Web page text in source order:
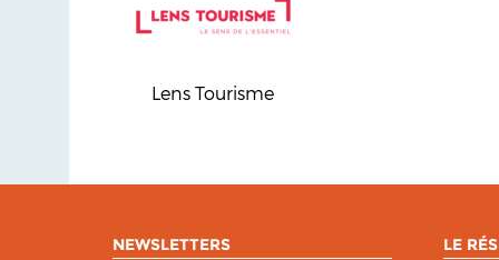
Lens Tourisme
NEWSLETTERS LE